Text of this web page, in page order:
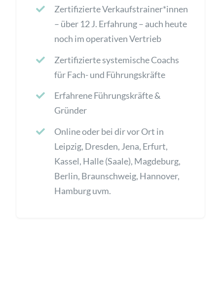
Zertifizierte Verkaufstrainer*innen
– über 12 J. Erfahrung – auch heute
noch im operativen Vertrieb
Zertifizierte systemische Coachs
für Fach- und Führungskräfte
Erfahrene Führungskräfte &
Gründer
Online oder bei dir vor Ort in
Leipzig, Dresden, Jena, Erfurt,
Kassel, Halle (Saale), Magdeburg,
Berlin, Braunschweig, Hannover,
Hamburg uvm.